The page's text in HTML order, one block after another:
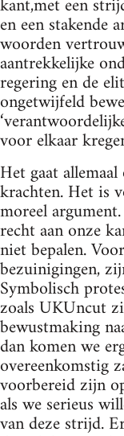
en een stakende
woorden
aantrekkelijke
regering en de
ongetwijfeld
voor elkaar
Het gaat
krachten. Het is
moreel
recht aan onze
niet bepalen.
bezuinigingen,
Symbolisch
zoals UKUncut
bewustmaking
dan komen we
overeenkomstig
voorbereid zijn
als we serieus
van deze strijd.